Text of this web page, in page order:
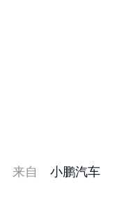
来自 小鹏汽车